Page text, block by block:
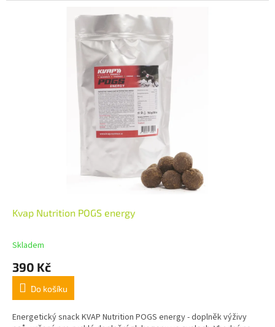
Kvap Nutrition POGS energy
Skladem
390 Kč
Do košíku
Energetický snack KVAP Nutrition POGS energy - doplněk výživy